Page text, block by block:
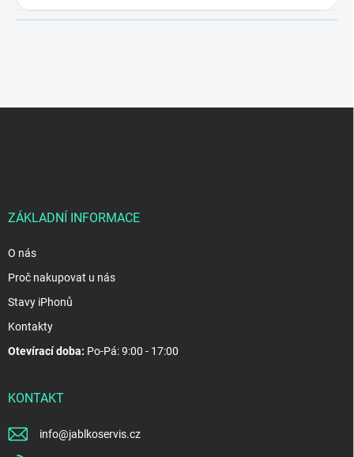
ZÁKLADNÍ INFORMACE
O nás
Proč nakupovat u nás
Stavy iPhonů
Kontakty
Otevírací doba: Po-Pá: 9:00 - 17:00
KONTAKT
info@jablkoservis.cz